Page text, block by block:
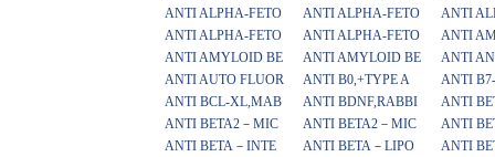
ANTI ALPHA-FETO
ANTI ALPHA-FETO
ANTI
ANTI ALPHA-FETO
ANTI ALPHA-FETO
ANTI
ANTI AMYLOID BE
ANTI AMYLOID BE
ANTI
ANTI AUTO FLUOR
ANTI B0,+TYPE A
ANTI
ANTI BCL-XL,MAB
ANTI BDNF,RABBI
ANTI
ANTI BETA2－MIC
ANTI BETA2－MIC
ANTI
ANTI BETA－INTE
ANTI BETA－LIPO
ANTI